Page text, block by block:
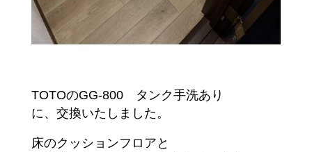
TOTOのGG-800 タンク手洗あり
に、交換いたしました。
床のクッションフロアと